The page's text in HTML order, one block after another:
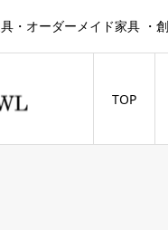
・オーダーメイド家具 ・
TOP